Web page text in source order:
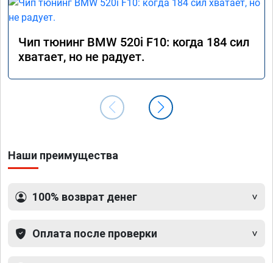
Чип тюнинг BMW 520i F10: когда 184 сил
хватает, но не радует.
Наши преимущества
100% возврат денег
Оплата после проверки